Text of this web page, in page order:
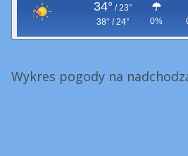
34° / 23°
38° / 24°
0%
Wykres pogody na